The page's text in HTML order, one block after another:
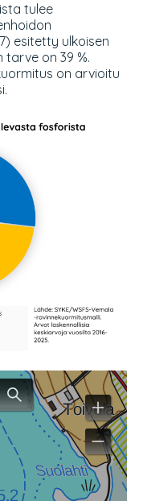
tulee
) esitetty ulkoisen
on 39 %.
on arvioitu